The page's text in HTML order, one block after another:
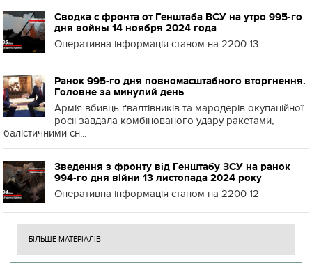
Сводка с фронта от Генштаба ВСУ на утро 995-го
дня войны 14 ноября 2024 года
Оперативна інформація станом на 2200 13
Ранок 995-го дня повномасштабного вторгнення.
Головне за минулий день
Армія вбивць ґвалтівників та мародерів окупаційної
росії завдала комбінованого удару ракетами,
балістичними сн...
Зведення з фронту від Генштабу ЗСУ на ранок
994-го дня війни 13 листопада 2024 року
Оперативна інформація станом на 2200 12
БІЛЬШЕ МАТЕРІАЛІВ